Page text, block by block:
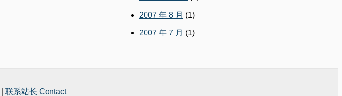
2007 年 8 月 (1)
2007 年 7 月 (1)
联系站长 Contact